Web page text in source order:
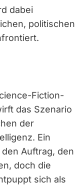
dabei
politischen
Fiction-
das Szenario
der
Ein
Auftrag, den
doch die
sich als